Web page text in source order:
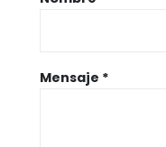
Mensaje *